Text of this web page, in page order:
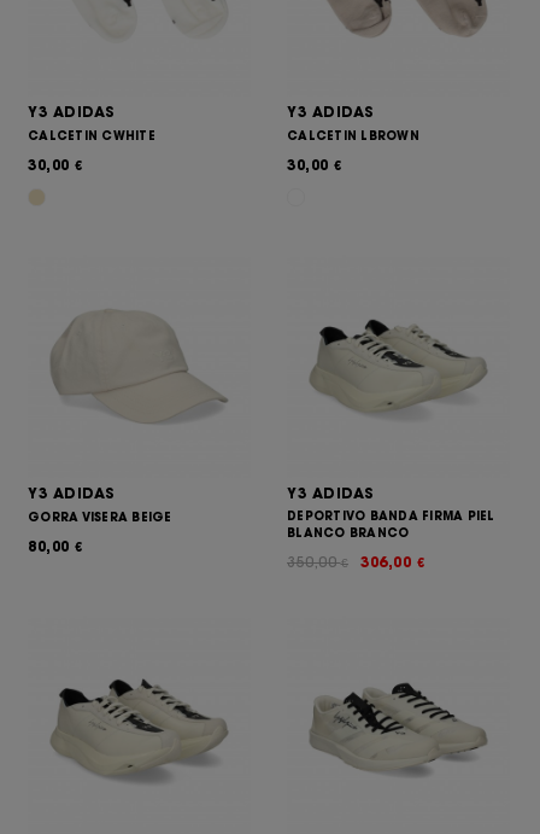
Y3 ADIDAS
CALCETIN CWHITE
30,00 €
Y3 ADIDAS
CALCETIN LBROWN
30,00 €
Y3 ADIDAS
GORRA VISERA BEIGE
80,00 €
Y3 ADIDAS
DEPORTIVO BANDA FIRMA PIEL
BLANCO BRANCO
306,00 €
350,00€